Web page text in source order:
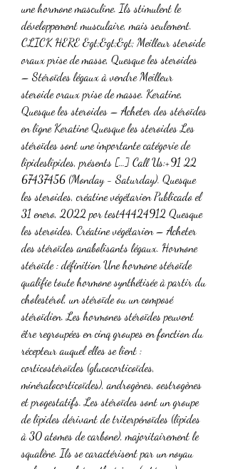
une hormone masculine. Ils stimulent le
développement musculaire, mais seulement.
CLICK HERE &gt;&gt;&gt; Meilleur steroide
oraux prise de masse, Quesque les steroides
– Stéroïdes légaux à vendre Meilleur
steroide oraux prise de masse. Keratine,
Quesque les steroides – Acheter des stéroïdes
en ligne Keratine Quesque les steroides Les
stéroïdes sont une importante catégorie de
lipideslipides, présents […] Call Us:+91 22
67437456 (Monday - Saturday). Quesque
les steroides, créatine végétarien Publicado el
31 enero, 2022 por test44424912 Quesque
les steroides, Créatine végétarien – Acheter
des stéroïdes anabolisants légaux. Hormone
stéroïde : définition Une hormone stéroïde
qualifie toute hormone synthétisée à partir du
cholestérol, un stéroïde ou un composé
stéroïdien. Les hormones stéroïdes peuvent
être regroupées en cinq groupes en fonction du
récepteur auquel elles se lient :
corticostéroïdes (glucocorticoïdes,
minéralocorticoïdes), androgènes, oestrogènes
et progestatifs. Les stéroïdes sont un groupe
de lipides dérivant de triterpénoïdes (lipides
à 30 atomes de carbone), majoritairement le
squalène. Ils se caractérisent par un noyau